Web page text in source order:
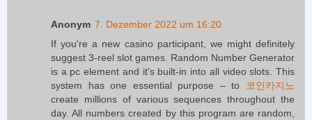
Anonym 7. Dezember 2022 um 16:20
If you're a new casino participant, we might definitely
suggest 3-reel slot games. Random Number Generator
is a pc element and it's built-in into all video slots. This
system has one essential purpose – to
코인카지노
create millions of various sequences throughout the
day. All numbers created by this program are random,